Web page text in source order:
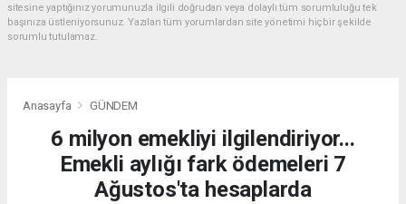
sitesine yaptığınız yorumunuzla ilgili doğrudan veya dolaylı tüm sorumluluğu tek
başınıza üstleniyorsunuz. Yazılan tüm yorumlardan site yönetimi hiçbir şekilde
sorumlu tutulamaz.
Anasayfa GÜNDEM
6 milyon emekliyi ilgilendiriyor...
Emekli aylığı fark ödemeleri 7
Ağustos'ta hesaplarda